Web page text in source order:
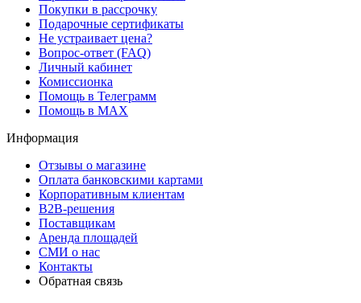
Покупки в рассрочку
Подарочные сертификаты
Не устраивает цена?
Вопрос-ответ (FAQ)
Личный кабинет
Комиссионка
Помощь в Телеграмм
Помощь в MAX
Информация
Отзывы о магазине
Оплата банковскими картами
Корпоративным клиентам
B2B-решения
Поставщикам
Аренда площадей
СМИ о нас
Контакты
Обратная связь